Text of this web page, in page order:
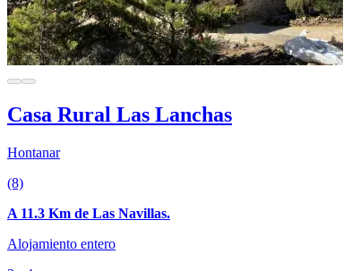
Casa Rural Las Lanchas
Hontanar
(8)
A 11.3 Km de Las Navillas.
Alojamiento entero